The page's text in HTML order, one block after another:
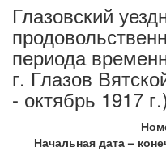
Глазовский
периода
г. Глазов
- октябрь 1917
Начальная дата –